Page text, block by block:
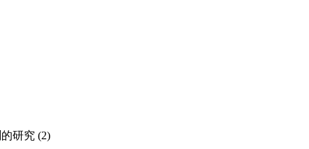
研究 (2)